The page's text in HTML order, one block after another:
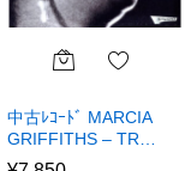
中古ﾚｺｰﾄﾞ MARCIA
GRIFFITHS – TR…